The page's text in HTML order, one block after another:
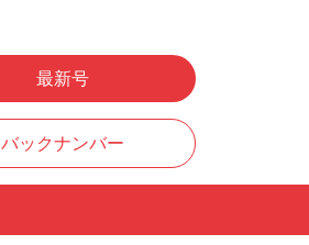
最新号
バックナンバー